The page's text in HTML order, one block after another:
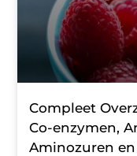
Compleet
Co-enzymen,
Aminozuren